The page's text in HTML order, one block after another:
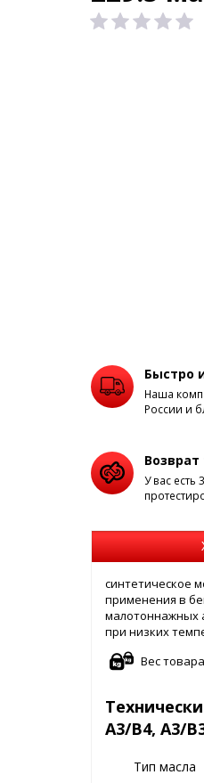
Быстро
Наша
России и
У вас есть
синтетическое
применения в
малотоннажных
при низких
Вес
A3/B4, A3/
Тип масла